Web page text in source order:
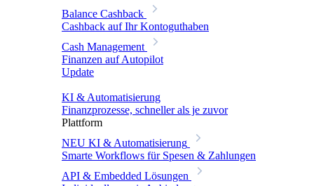
Balance Cashback
Cashback auf Ihr Kontoguthaben
Cash Management
Finanzen auf Autopilot
Update
KI & Automatisierung
Finanzprozesse, schneller als je zuvor
Plattform
NEU KI & Automatisierung
Smarte Workflows für Spesen & Zahlungen
API & Embedded Lösungen